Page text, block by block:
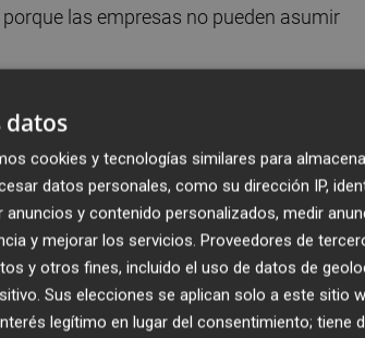
las empresas no pueden asumir
y Concesionarias de
del sector, la Confederación Nacional
Independientes (Anci),han
de obra pública con el fin de evitar
ninguna empresa opte a su
construcción a raíz del conflicto en
datos
cookies y tecnologías similares para
datos personales, como su dirección IP,
y contenido personalizados, medir
y mejorar los servicios. Proveedores de
y otros fines, incluido el uso de datos de
Sus elecciones se aplican solo a este sitio
legítimo en lugar del consentimiento; tiene